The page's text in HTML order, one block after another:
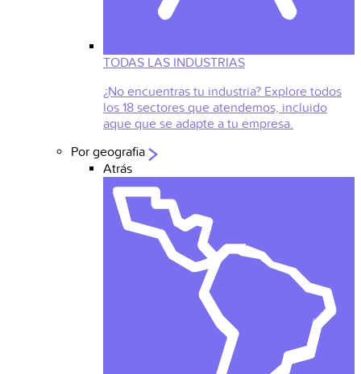
TODAS LAS INDUSTRIAS
¿No encuentras tu industria? Explore todos
los 18 sectores que atendemos, incluido
aque que se adapte a tu empresa.
Por geografia
Atrás